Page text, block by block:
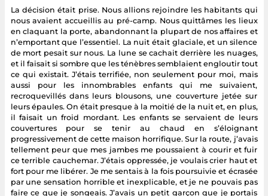
La décision était prise. Nous allions rejoindre les habitants qui
nous avaient accueillis au pré-camp. Nous quittâmes les lieux
en claquant la porte, abandonnant la plupart de nos affaires et
n’emportant que l’essentiel. La nuit était glaciale, et un silence
de mort pesait sur nous. La lune se cachait derrière les nuages,
et il faisait si sombre que les ténèbres semblaient engloutir tout
ce qui existait. J’étais terrifiée, non seulement pour moi, mais
aussi pour les innombrables enfants qui me suivaient,
recroquevillés dans leurs blousons, une couverture jetée sur
leurs épaules. On était presque à la moitié de la nuit et, en plus,
il faisait un froid mordant. Les enfants se servaient de leurs
couvertures pour se tenir au chaud en s’éloignant
progressivement de cette maison horrifique. Sur la route, j’avais
tellement peur que mes jambes me poussaient à courir et fuir
ce terrible cauchemar. J’étais oppressée, je voulais crier haut et
fort pour me libérer. Je me sentais à la fois poursuivie et écrasée
par une sensation horrible et inexplicable, et je ne pouvais pas
faire ce que je songeais. J’avais un petit garçon que je portais